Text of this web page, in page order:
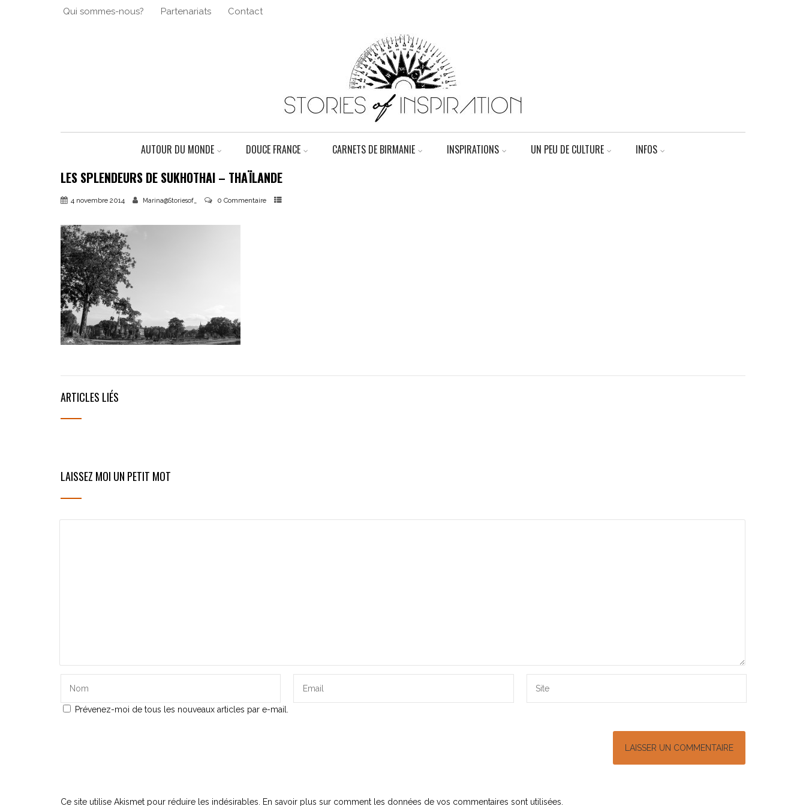
Qui sommes-nous? Partenariats Contact
AUTOUR DU MONDE DOUCE FRANCE CARNETS DE BIRMANIE INSPIRATIONS UN PEU DE CULTURE INFOS
LES SPLENDEURS DE SUKHOTHAI – THAÏLANDE
4 novembre 2014 Marina@Storiesof_ 0 Commentaire
ARTICLES LIÉS
LAISSEZ MOI UN PETIT MOT
Prévenez-moi de tous les nouveaux articles par e-mail.
Ce site utilise Akismet pour réduire les indésirables. En savoir plus sur comment les données de vos commentaires sont utilisées